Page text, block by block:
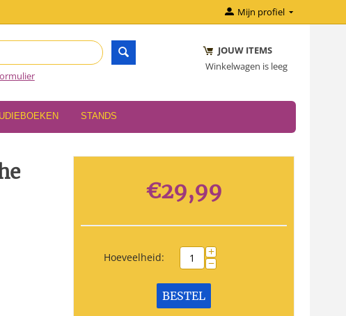
Mijn profiel
JOUW ITEMS
Winkelwagen is leeg
STANDS
€29,99
Hoeveelheid: +
−
BESTEL